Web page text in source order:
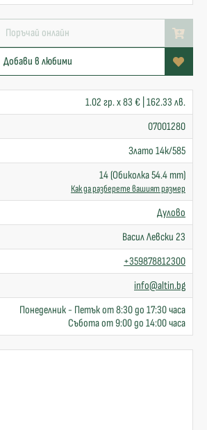
Поръчай онлайн
Добави в любими
1.02 гр. x 83 € | 162.33 лв.
07001280
Злато 14к/585
14 (Обиколка 54.4 mm)
Как да разберете вашият размер
Дулово
Васил Левски 23
+359878812300
info@altin.bg
Понеделник - Петък от 8:30 до 17:30 часа
Събота от 9:00 до 14:00 часа